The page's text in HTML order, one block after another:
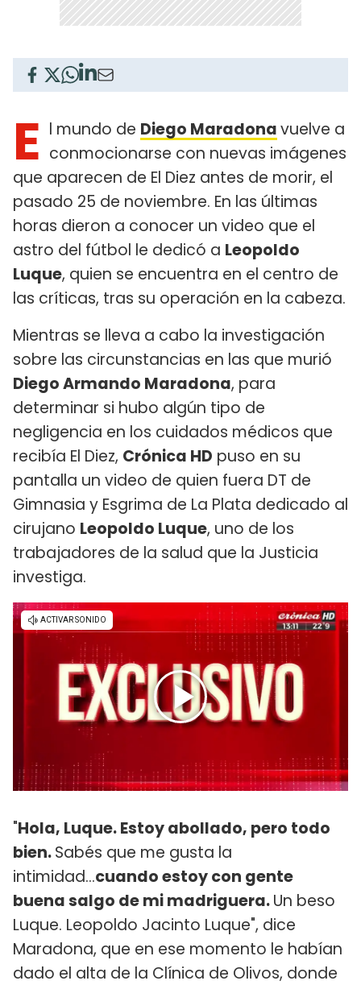
E l mundo de Diego Maradonavuelve a
conmocionarse con nuevas imágenes
que aparecen de El Diez antes de morir, el
pasado 25 de noviembre. En las últimas
horas dieron a conocer un video que el
astro del fútbol le dedicó a Leopoldo
Luque, quien se encuentra en el centro de
las críticas, tras su operación en la cabeza.
Mientras se lleva a cabo la investigación
sobre las circunstancias en las que murió
Diego Armando Maradona, para
determinar si hubo algún tipo de
negligencia en los cuidados médicos que
recibía El Diez, Crónica HD puso en su
pantalla un video de quien fuera DT de
Gimnasia y Esgrima de La Plata dedicado al
cirujano Leopoldo Luque, uno de los
trabajadores de la salud que la Justicia
investiga.
"Hola, Luque. Estoy abollado, pero todo
bien.Sabés que me gusta la
intimidad...cuando estoy con gente
buena salgo de mi madriguera.Un beso
Luque. Leopoldo Jacinto Luque", dice
Maradona, que en ese momento le habían
dado el alta de la Clínica de Olivos, donde